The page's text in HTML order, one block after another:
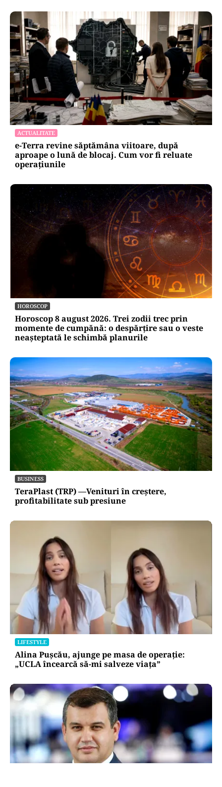
ACTUALITATE
e-Terra revine săptămâna viitoare, după
aproape o lună de blocaj. Cum vor fi reluate
operațiunile
HOROSCOP
Horoscop 8 august 2026. Trei zodii trec prin
momente de cumpănă: o despărțire sau o veste
neașteptată le schimbă planurile
BUSINESS
TeraPlast (TRP) —Venituri în creștere,
profitabilitate sub presiune
LIFESTYLE
Alina Pușcău, ajunge pe masa de operație:
„UCLA încearcă să-mi salveze viața”